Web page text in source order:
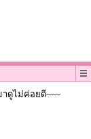
าดูไม่ค่อยดี~~~